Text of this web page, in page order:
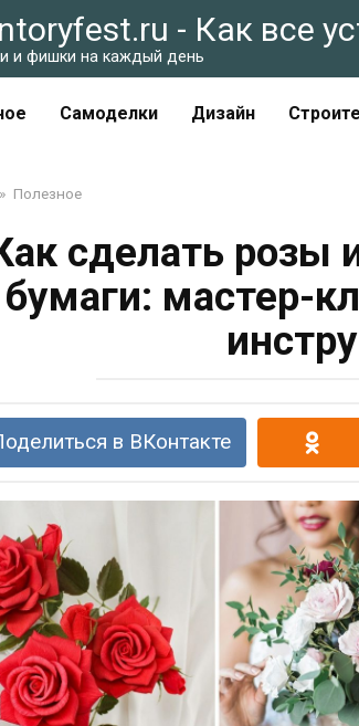
- Как все
и фишки на каждый день
Самоделки Дизайн
» Полезное
сделать розы
бумаги: мастер-
в ВКонтакте